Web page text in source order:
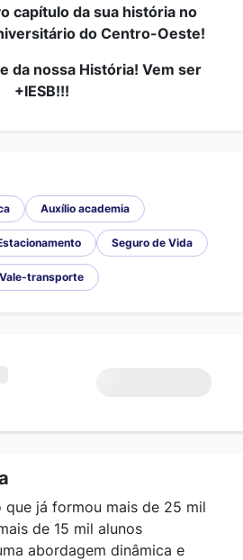
capítulo da sua história no
do Centro-Oeste!
da nossa História! Vem ser
+IESB!!!
Auxílio academia
Seguro de Vida
Vale-transporte
que já formou mais de 25 mil
de 15 mil alunos
abordagem dinâmica e